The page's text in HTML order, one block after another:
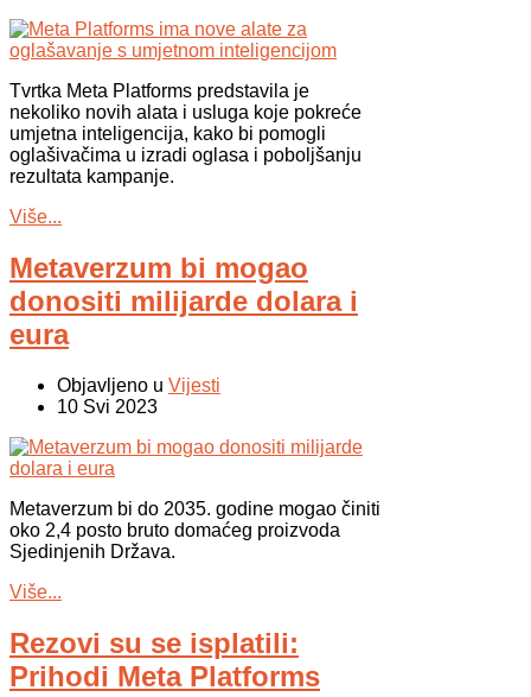
Tvrtka Meta Platforms predstavila je
nekoliko novih alata i usluga koje pokreće
umjetna inteligencija, kako bi pomogli
oglašivačima u izradi oglasa i poboljšanju
rezultata kampanje.
Više...
Metaverzum bi mogao
donositi milijarde dolara i
eura
Objavljeno u Vijesti
10 Svi 2023
Metaverzum bi do 2035. godine mogao činiti
oko 2,4 posto bruto domaćeg proizvoda
Sjedinjenih Država.
Više...
Rezovi su se isplatili:
Prihodi Meta Platforms